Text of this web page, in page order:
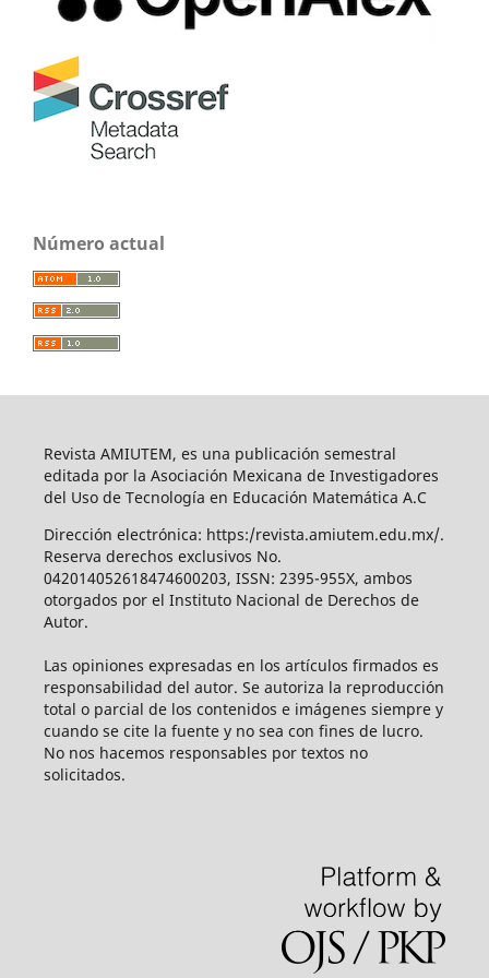
Número actual
Revista AMIUTEM, es una publicación semestral
editada por la Asociación Mexicana de Investigadores
del Uso de Tecnología en Educación Matemática A.C
Dirección electrónica: https:/revista.amiutem.edu.mx/.
Reserva derechos exclusivos No.
042014052618474600203, ISSN: 2395-955X, ambos
otorgados por el Instituto Nacional de Derechos de
Autor.
Las opiniones expresadas en los artículos firmados es
responsabilidad del autor. Se autoriza la reproducción
total o parcial de los contenidos e imágenes siempre y
cuando se cite la fuente y no sea con fines de lucro.
No nos hacemos responsables por textos no
solicitados.